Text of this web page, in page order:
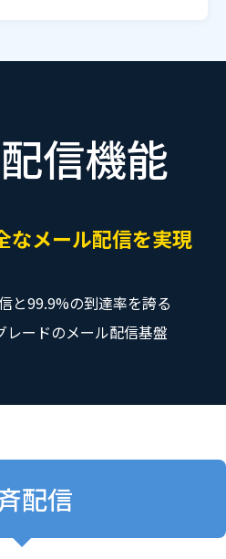
信機能
なメール配信を実現
と99.9%の到達率を誇る
レードのメール配信基盤
配信